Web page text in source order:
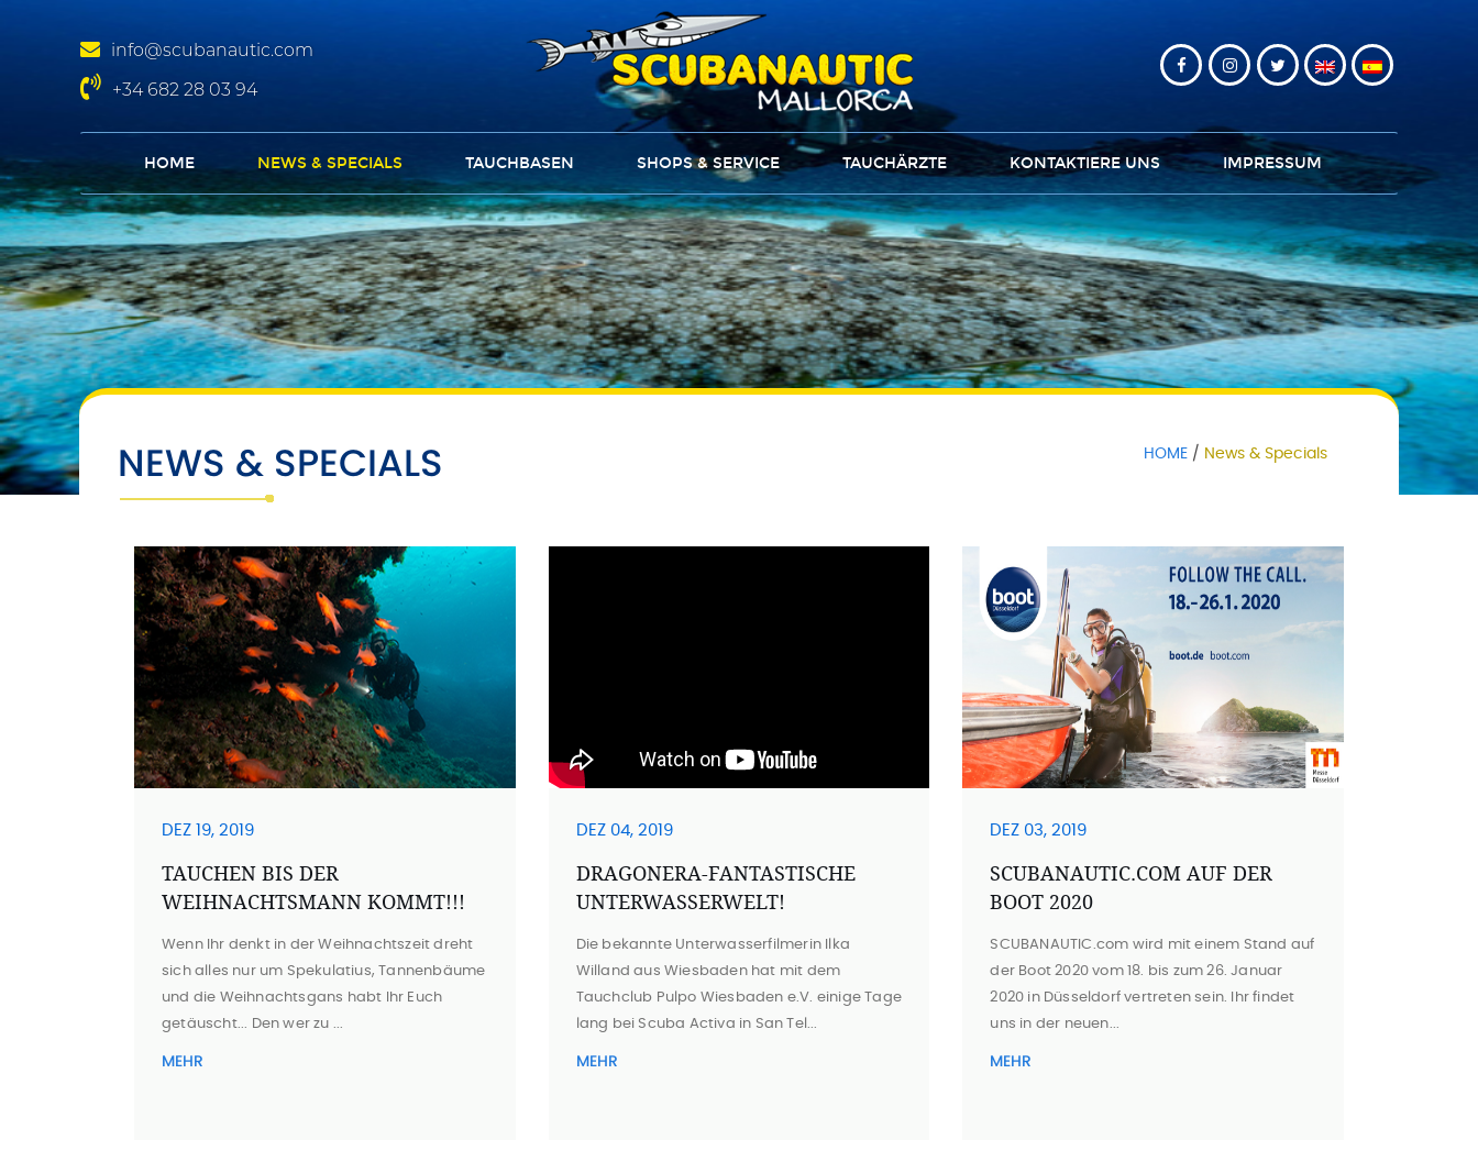
info@scubanautic.com
+34 682 28 03 94
HOME NEWS & SPECIALS TAUCHBASEN SHOPS & SERVICE TAUCHÄRZTE KONTAKTIERE UNS IMPRESSUM
HOME News & Specials
NEWS & SPECIALS
DEZ 19, 2019
TAUCHEN BIS DER
WEIHNACHTSMANN KOMMT!!!
Wenn Ihr denkt in der Weihnachtszeit dreht
sich alles nur um Spekulatius, Tannenbäume
und die Weihnachtsgans habt Ihr Euch
getäuscht... Den wer zu ...
MEHR
DEZ 04, 2019
DRAGONERA-FANTASTISCHE
UNTERWASSERWELT!
Die bekannte Unterwasserfilmerin Ilka
Willand aus Wiesbaden hat mit dem
Tauchclub Pulpo Wiesbaden e.V. einige Tage
lang bei Scuba Activa in San Tel...
MEHR
DEZ 03, 2019
SCUBANAUTIC.COM AUF DER
BOOT 2020
SCUBANAUTIC.com wird mit einem Stand auf
der Boot 2020 vom 18. bis zum 26. Januar
2020 in Düsseldorf vertreten sein. Ihr findet
uns in der neuen...
MEHR